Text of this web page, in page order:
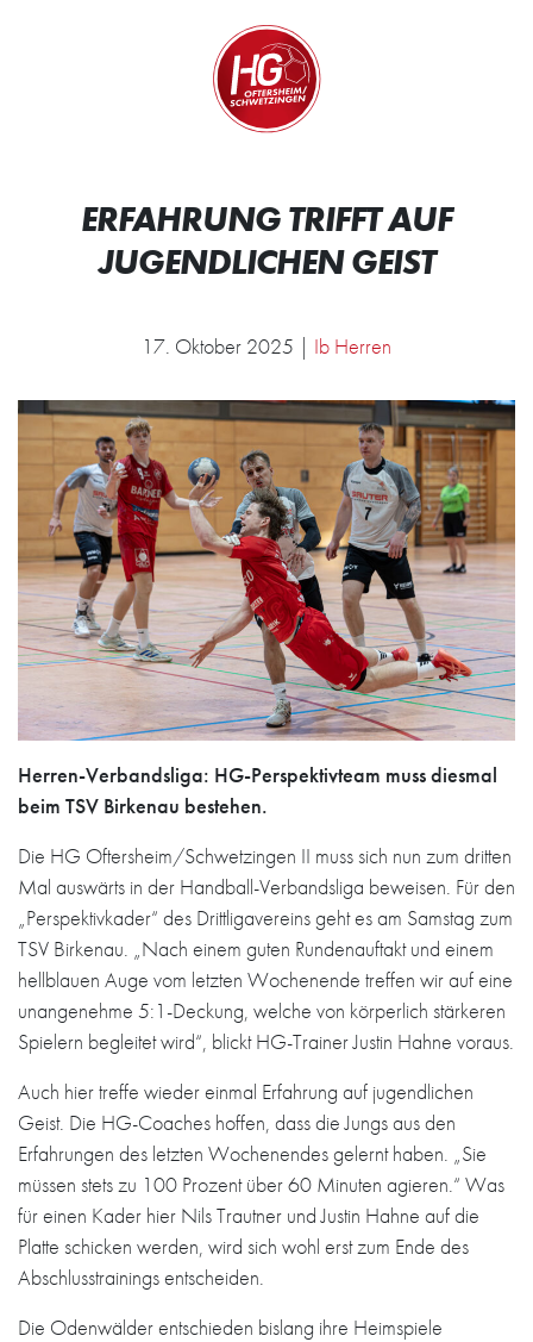
Zur Startseite
ERFAHRUNG TRIFFT AUF
JUGENDLICHEN GEIST
17. Oktober 2025 | Ib Herren
Herren-Verbandsliga: HG-Perspektivteam muss diesmal
beim TSV Birkenau bestehen.
Die HG Oftersheim/Schwetzingen II muss sich nun zum dritten
Mal auswärts in der Handball-Verbandsliga beweisen. Für den
„Perspektivkader“ des Drittligavereins geht es am Samstag zum
TSV Birkenau. „Nach einem guten Rundenauftakt und einem
hellblauen Auge vom letzten Wochenende treffen wir auf eine
unangenehme 5:1-Deckung, welche von körperlich stärkeren
Spielern begleitet wird“, blickt HG-Trainer Justin Hahne voraus.
Auch hier treffe wieder einmal Erfahrung auf jugendlichen
Geist. Die HG-Coaches hoffen, dass die Jungs aus den
Erfahrungen des letzten Wochenendes gelernt haben. „Sie
müssen stets zu 100 Prozent über 60 Minuten agieren.“ Was
für einen Kader hier Nils Trautner und Justin Hahne auf die
Platte schicken werden, wird sich wohl erst zum Ende des
Abschlusstrainings entscheiden.
Die Odenwälder entschieden bislang ihre Heimspiele